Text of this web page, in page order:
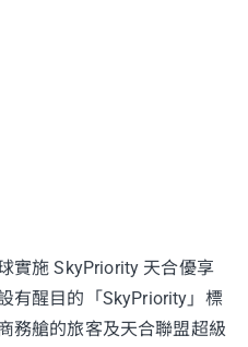
實施 SkyPriority 天合優享
有醒目的「SkyPriority」標
務艙的旅客及天合聯盟超級